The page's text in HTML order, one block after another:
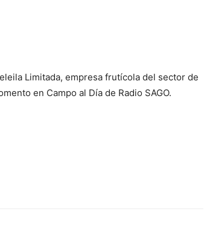
Limitada, empresa frutícola del sector de
en Campo al Día de Radio SAGO.